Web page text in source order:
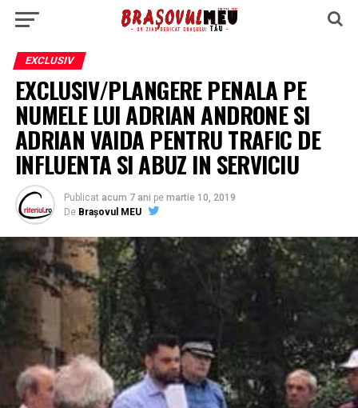
EXCLUSIV
EXCLUSIV/PLANGERE PENALA PE
NUMELE LUI ADRIAN ANDRONE SI
ADRIAN VAIDA PENTRU TRAFIC DE
INFLUENTA SI ABUZ IN SERVICIU
Publicat acum 7 ani pe martie 10, 2019
De Brașovul MEU